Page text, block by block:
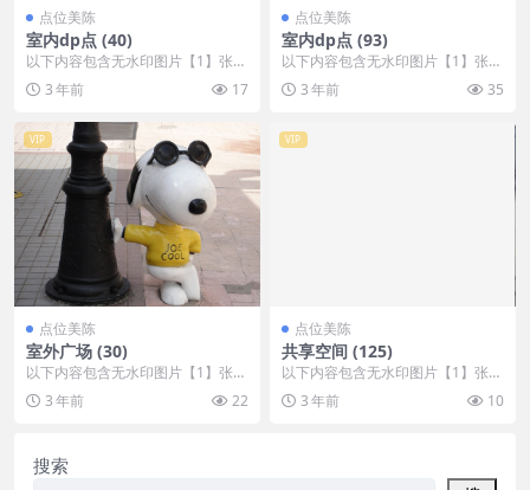
点位美陈
室内dp点 (40)
以下内容包含无水印图片【1】张
，开通会员无障碍浏览 开通VIP会
员 3 年前 17
点位美陈
室内dp点 (93)
以下内容包含无水印图片【1】张
，开通会员无障碍浏览 开通VIP会
员 3 年前 35
VIP
点位美陈
室外广场 (30)
以下内容包含无水印图片【1】张
，开通会员无障碍浏览 开通VIP会
员 3 年前 22
VIP
点位美陈
共享空间 (125)
以下内容包含无水印图片【1】张
，开通会员无障碍浏览 开通VIP会
员 3 年前 10
搜索